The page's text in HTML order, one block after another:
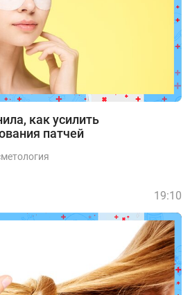
как усилить
патчей
19:10